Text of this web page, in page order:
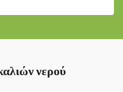
νερού